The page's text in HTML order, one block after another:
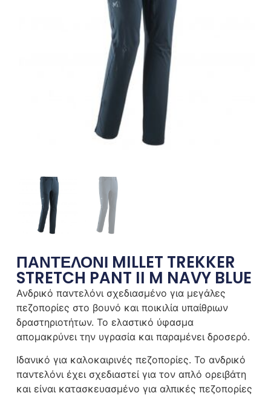
ΠΑΝΤΕΛΟΝΙ MILLET TREKKER
STRETCH PANT II M NAVY BLUE
Ανδρικό παντελόνι σχεδιασμένο για μεγάλες
πεζοπορίες στο βουνό και ποικιλία υπαίθριων
δραστηριοτήτων. Το ελαστικό ύφασμα
απομακρύνει την υγρασία και παραμένει δροσερό.
Ιδανικό για καλοκαιρινές πεζοπορίες. Το ανδρικό
παντελόνι έχει σχεδιαστεί για τον απλό ορειβάτη
και είναι κατασκευασμένο για αλπικές πεζοπορίες